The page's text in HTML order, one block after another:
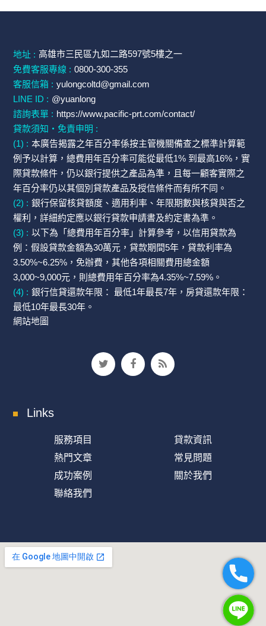
地址 : 高雄市三民區九如二路597號5樓之一
免費客服專線 : 0800-300-355
客服信箱 : yulongcoltd@gmail.com
LINE ID : @yuanlong
諮詢表單 : https://www.pacific-prt.com/contact/
貸款須知・免責申明 :
(1) : 本廣告揭露之年百分率係按主管機關備查之標準計算範
例予以計算，總費用年百分率可能從最低1% 到最高16%，實
際貸款條件，仍以銀行提供之產品為準，且每一顧客實際之
年百分率仍以其個別貸款產品及授信條件而有所不同。
(2) : 銀行保留核貸額度、適用利率、年限期數與核貸與否之
權利，詳細約定應以銀行貸款申請書及約定書為準。
(3) : 以下為「總費用年百分率」計算參考，以信用貸款為
例：假設貸款金額為30萬元，貸款期間5年，貸款利率為
3.50%~6.25%，免辦費，其他各項相關費用總金額
3,000~9,000元，則總費用年百分率為4.35%~7.59%。
(4) : 銀行信貸還款年限： 最低1年最長7年，房貸還款年限：
最低10年最長30年。
網站地圖
Links
服務項目
貸款資訊
熱門文章
常見問題
成功案例
關於我們
聯絡我們